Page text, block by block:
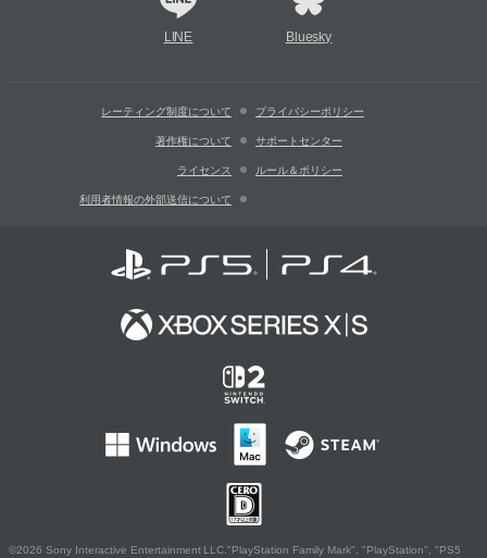
LINE Bluesky
レーティング制度について プライバシーポリシー
著作権について サポートセンター
ライセンス ルール＆ポリシー
利用者情報の外部送信について
©2026 Sony Interactive Entertainment LLC."PlayStation Family Mark", "PlayStation", "PS5